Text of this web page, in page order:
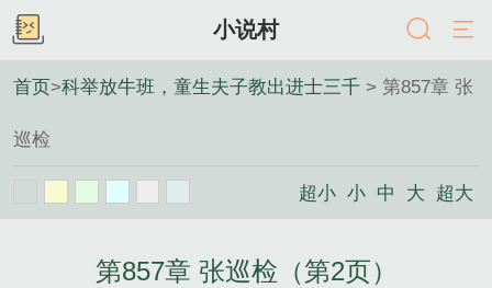
小说村
首页>科举放牛班，童生夫子教出进士三千 > 第857章 张
巡检
超小 小 中 大 超大
第857章 张巡检（第2页）